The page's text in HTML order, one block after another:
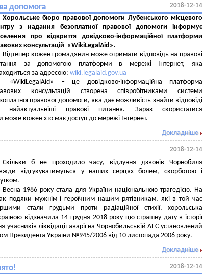
допомога 2018-12-14
Хорольське бюро правової допомоги Лубенського місцевого
з надання безоплатної правової допомоги інформує
про відкриття довідковo-інформаційної платформи
консультацій «WikiLegalAid».
Відтепер кожен громадянин може отримати відповідь на правові
за допомогою платформи в мережі Інтернет, яка
за адресою: wiki.legalaid.gov.ua
«WikiLegalAid» ‒ це довідково-інформаційна платформа
консультацій створена співробітниками системи
правової допомоги, яка дає можливість знайти відповіді
найактуальніші правові питання. Зараз скористатися
кожен хто має доступ до мережі Інтернет.
Докладніше
2018-12-14
Скільки б не проходило часу, відлуння дзвонів Чорнобиля
відгукуватимуться у наших серцях болем, скорботою і
Весна 1986 року стала для України національною трагедією. На
подяки мужнім і героїчним нашим рятівникам, які в той час
стали грудьми проти радіаційної стихії, хорольська
відзначила 14 грудня 2018 року цю страшну дату в історії
ліквідації аварії на Чорнобильській АЕС установлений
Президента України №945/2006 від 10 листопада 2006 року.
Докладніше
2018-12-14